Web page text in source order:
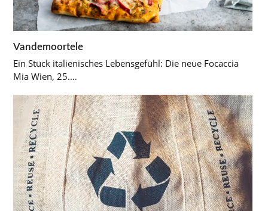
Vandemoortele
Ein Stück italienisches Lebensgefühl: Die neue Focaccia
Mia Wien, 25.…